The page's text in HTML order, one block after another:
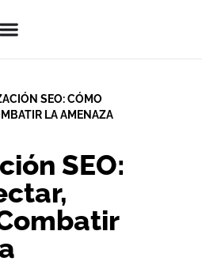
SEO: CÓMO
LA AMENAZA
SEO: